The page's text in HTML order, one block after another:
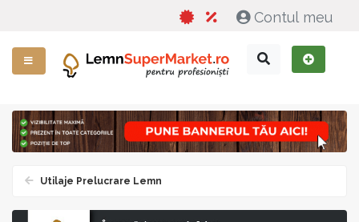
Contul meu
Utilaje Prelucrare Lemn